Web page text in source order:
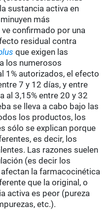
sustancia activa en
más
confirmado por una
residual contra
que exigen las
los numerosos
1% autorizados, el efecto
7 y 12 días, y entre
al 3,15% entre 20 y 32
se lleva a cabo bajo las
los productos, los
sólo se explican porque
es decir, los
Las razones suelen
(es decir los
la farmacocinética
que la original, o
activa es peor (pureza
etc.).